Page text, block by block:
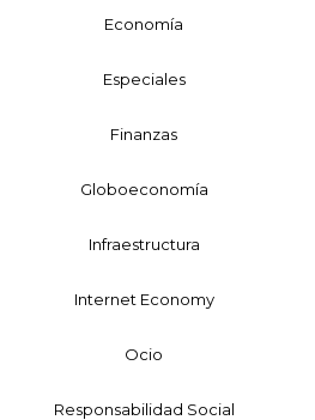
Economía
Especiales
Finanzas
Globoeconomía
Infraestructura
Internet Economy
Ocio
Responsabilidad Social